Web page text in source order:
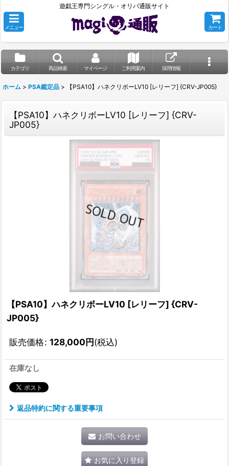
遊戯王専門シングル・オリパ通販サイト
メニュー カート
カテゴリ 商品検索 マイページ ご利用案内 採用情報
ホーム > PSA鑑定品 > 【PSA10】ハネクリボーLV10 [レリーフ] {CRV-JP005}
【PSA10】ハネクリボーLV10 [レリーフ] {CRV-
JP005}
【PSA10】ハネクリボーLV10 [レリーフ] {CRV-
JP005}
販売価格: 128,000円(税込)
在庫なし
返品特約に関する重要事項
お問い合わせ
お気に入り登録